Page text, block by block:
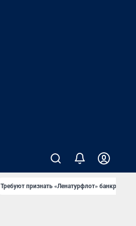
Требуют признать «Ленатурфлот» банкротом